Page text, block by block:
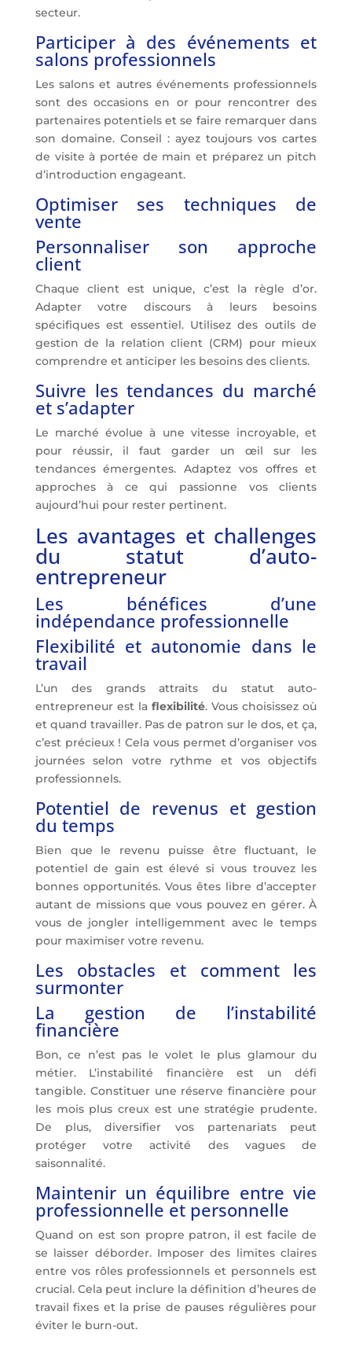
secteur.
Participer à des événements et
salons professionnels
Les salons et autres événements professionnels
sont des occasions en or pour rencontrer des
partenaires potentiels et se faire remarquer dans
son domaine. Conseil : ayez toujours vos cartes
de visite à portée de main et préparez un pitch
d’introduction engageant.
Optimiser ses techniques de
vente
Personnaliser son approche
client
Chaque client est unique, c’est la règle d’or.
Adapter votre discours à leurs besoins
spécifiques est essentiel. Utilisez des outils de
gestion de la relation client (CRM) pour mieux
comprendre et anticiper les besoins des clients.
Suivre les tendances du marché
et s’adapter
Le marché évolue à une vitesse incroyable, et
pour réussir, il faut garder un œil sur les
tendances émergentes. Adaptez vos offres et
approches à ce qui passionne vos clients
aujourd’hui pour rester pertinent.
Les avantages et challenges
du statut d’auto-
entrepreneur
Les bénéfices d’une
indépendance professionnelle
Flexibilité et autonomie dans le
travail
L’un des grands attraits du statut auto-
entrepreneur est la flexibilité. Vous choisissez où
et quand travailler. Pas de patron sur le dos, et ça,
c’est précieux ! Cela vous permet d’organiser vos
journées selon votre rythme et vos objectifs
professionnels.
Potentiel de revenus et gestion
du temps
Bien que le revenu puisse être fluctuant, le
potentiel de gain est élevé si vous trouvez les
bonnes opportunités. Vous êtes libre d’accepter
autant de missions que vous pouvez en gérer. À
vous de jongler intelligemment avec le temps
pour maximiser votre revenu.
Les obstacles et comment les
surmonter
La gestion de l’instabilité
financière
Bon, ce n’est pas le volet le plus glamour du
métier. L’instabilité financière est un défi
tangible. Constituer une réserve financière pour
les mois plus creux est une stratégie prudente.
De plus, diversifier vos partenariats peut
protéger votre activité des vagues de
saisonnalité.
Maintenir un équilibre entre vie
professionnelle et personnelle
Quand on est son propre patron, il est facile de
se laisser déborder. Imposer des limites claires
entre vos rôles professionnels et personnels est
crucial. Cela peut inclure la définition d’heures de
travail fixes et la prise de pauses régulières pour
éviter le burn-out.